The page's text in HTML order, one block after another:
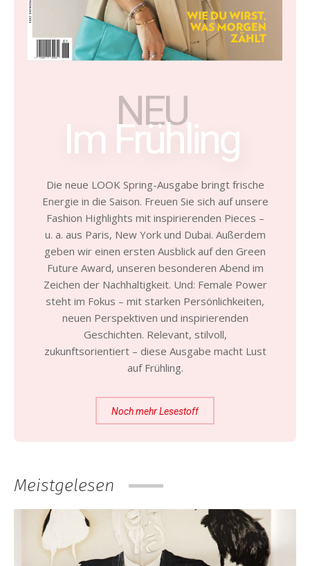
NEU
Im Frühling
Die neue LOOK Spring-Ausgabe bringt frische
Energie in die Saison. Freuen Sie sich auf unsere
Fashion Highlights mit inspirierenden Pieces –
u. a. aus Paris, New York und Dubai. Außerdem
geben wir einen ersten Ausblick auf den Green
Future Award, unseren besonderen Abend im
Zeichen der Nachhaltigkeit. Und: Female Power
steht im Fokus – mit starken Persönlichkeiten,
neuen Perspektiven und inspirierenden
Geschichten. Relevant, stilvoll,
zukunftsorientiert – diese Ausgabe macht Lust
auf Frühling.
Noch mehr Lesestoff
Meistgelesen